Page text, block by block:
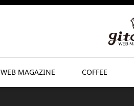
WEB MAGAZINE COFFEE